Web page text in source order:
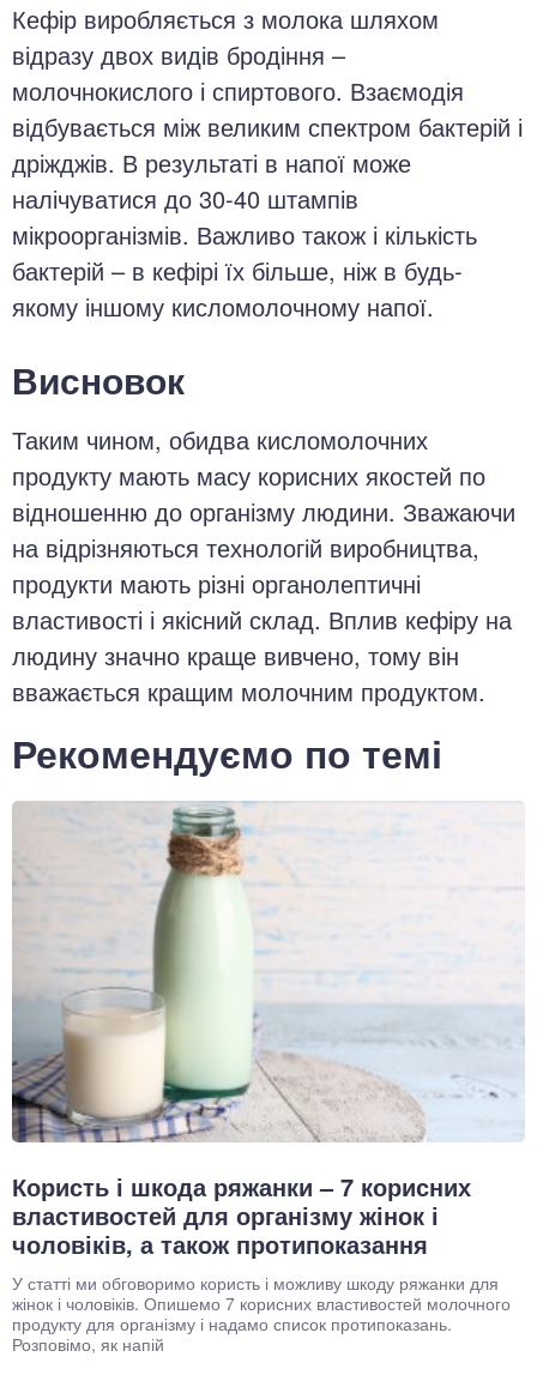
Кефір виробляється з молока шляхом
відразу двох видів бродіння –
молочнокислого і спиртового. Взаємодія
відбувається між великим спектром бактерій і
дріжджів. В результаті в напої може
налічуватися до 30-40 штампів
мікроорганізмів. Важливо також і кількість
бактерій – в кефірі їх більше, ніж в будь-
якому іншому кисломолочному напої.
Висновок
Таким чином, обидва кисломолочних
продукту мають масу корисних якостей по
відношенню до організму людини. Зважаючи
на відрізняються технологій виробництва,
продукти мають різні органолептичні
властивості і якісний склад. Вплив кефіру на
людину значно краще вивчено, тому він
вважається кращим молочним продуктом.
Рекомендуємо по темі
Користь і шкода ряжанки – 7 корисних
властивостей для організму жінок і
чоловіків, а також протипоказання
У статті ми обговоримо користь і можливу шкоду ряжанки для
жінок і чоловіків. Опишемо 7 корисних властивостей молочного
продукту для організму і надамо список протипоказань.
Розповімо, як напій